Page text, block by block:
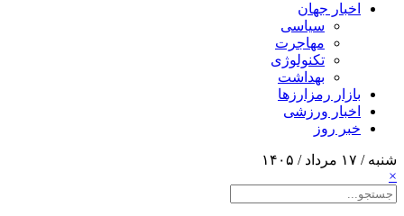
اخبار جهان
سیاسی
مهاجرت
تکنولوژی
بهداشت
بازار رمزارزها
اخبار ورزشی
خبر روز
شنبه / ۱۷ مرداد / ۱۴۰۵
×